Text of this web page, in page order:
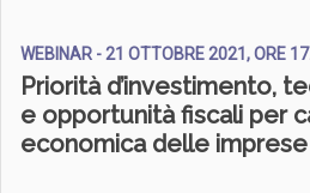
WEBINAR - 21 OTTOBRE 2021, ORE
Priorità d’investimento,
e opportunità fiscali per
economica delle